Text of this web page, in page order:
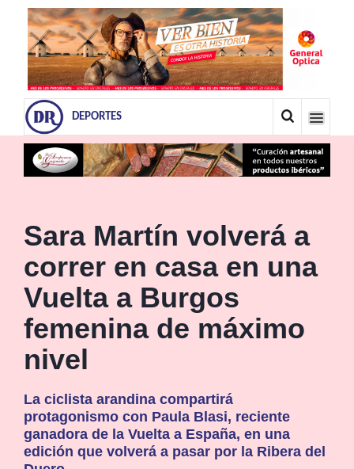
DEPORTES
Sara Martín volverá a
correr en casa en una
Vuelta a Burgos
femenina de máximo
nivel
La ciclista arandina compartirá
protagonismo con Paula Blasi, reciente
ganadora de la Vuelta a España, en una
edición que volverá a pasar por la Ribera del